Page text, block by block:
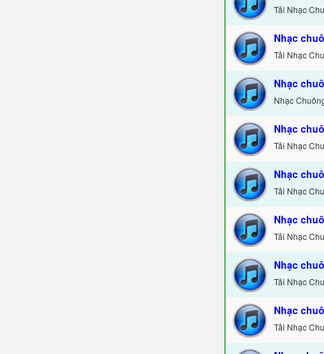
Tải Nhạc
Nhạc
Tải Nhạc
Nhạc
Nhạc
Nhạc
Tải Nhạc
Nhạc
Tải Nhạc
Nhạc
Tải Nhạc
Nhạc
Tải Nhạc
Nhạc
Tải Nhạc